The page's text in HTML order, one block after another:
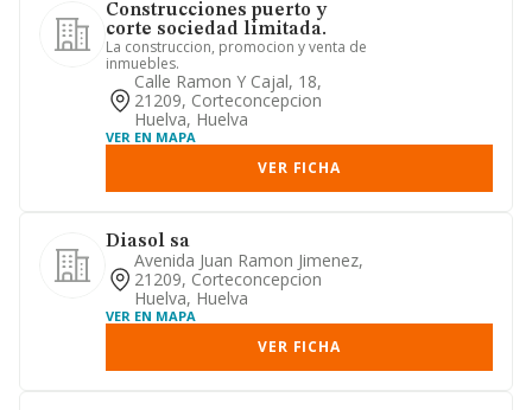
Construcciones puerto y
corte sociedad limitada.
La construccion, promocion y venta de
inmuebles.
Calle Ramon Y Cajal, 18,
21209, Corteconcepcion
Huelva, Huelva
VER EN MAPA
VER FICHA
Diasol sa
Avenida Juan Ramon Jimenez,
21209, Corteconcepcion
Huelva, Huelva
VER EN MAPA
VER FICHA